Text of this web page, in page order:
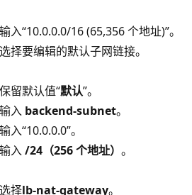
输入“10.0.0.0/16 (65,356 个地址)”。
选择要编辑的默认子网链接。
保留默认值“默认”。
输入 backend-subnet。
输入“10.0.0.0”。
输入/24（256 个地址） 。
选择lb-nat-gateway。